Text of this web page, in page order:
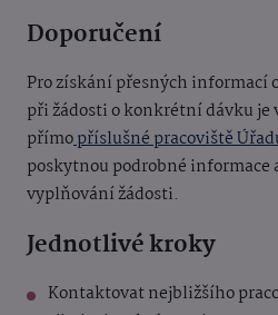
Doporučení
Pro získání přesných informací
při žádosti o konkrétní dávku
přímopříslušné pracoviště
poskytnou podrobné informace
vyplňování žádosti.
Jednotlivé kroky
Kontaktovat nejbližšího